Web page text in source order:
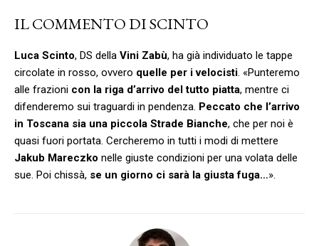
IL COMMENTO DI SCINTO
Luca Scinto, DS della Vini Zabù, ha già individuato le tappe
circolate in rosso, ovvero quelle per i velocisti. «Punteremo
alle frazioni con la riga d’arrivo del tutto piatta, mentre ci
difenderemo sui traguardi in pendenza. Peccato che l’arrivo
in Toscana sia una piccola Strade Bianche, che per noi è
quasi fuori portata. Cercheremo in tutti i modi di mettere
Jakub Mareczko nelle giuste condizioni per una volata delle
sue. Poi chissà, se un giorno ci sarà la giusta fuga…».